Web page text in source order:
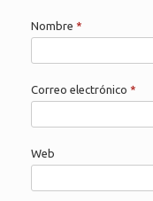
Nombre *
Correo electrónico *
Web